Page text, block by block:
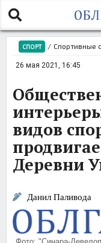
СПОРТ / Спортивные
26 мая 2021, 16:45
видов
Деревни
Данил Паливода